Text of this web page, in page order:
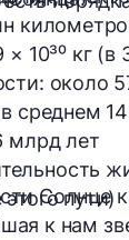
× 10³⁰ кг
около
в среднем
млрд лет
пути)
Солнце
к нам